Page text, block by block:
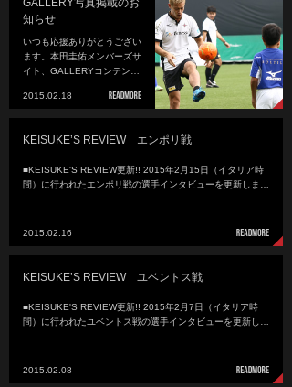
GALLERY写真掲載のお
知らせ
いつも応援ありがとうござい
ます。本田圭佑メンバーズサ
イト、GALLERYコンテン…
2015.02.18
KEISUKE’S REVIEW エンポリ戦
■KEISUKE'S REVIEW更新!! 2015年2月15日（イタリア時
間）に行われたエンポリ戦の選手インタビューを更新しま…
2015.02.16
KEISUKE’S REVIEW ユベントス戦
■KEISUKE'S REVIEW更新!! 2015年2月7日（イタリア時
間）に行われたユベントス戦の選手インタビューを更新し…
2015.02.08